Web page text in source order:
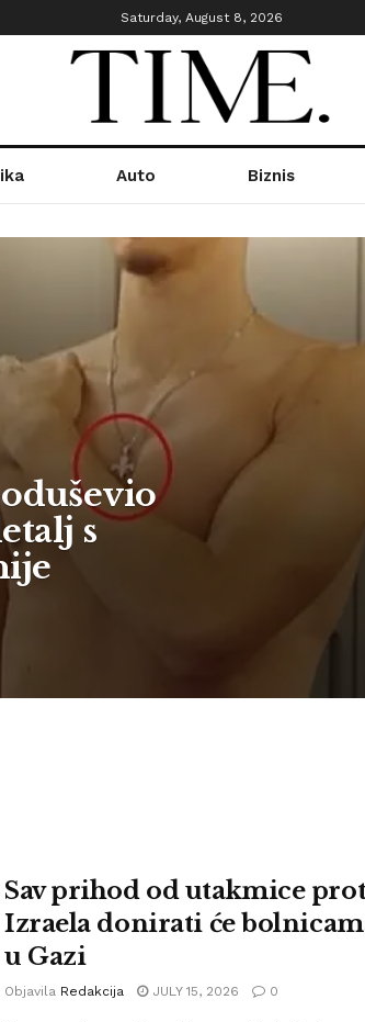
Saturday, August 8, 2026
Auto Biznis
s
Sav prihod od utakmice
Izraela donirati će
u Gazi
Objavila Redakcija JULY 15, 2026 0